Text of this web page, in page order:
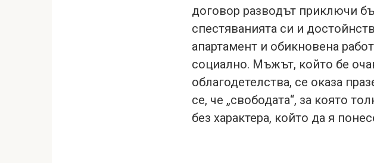
договор разводът приключи
спестяванията си и
апартамент и обикновена
социално. Мъжът, който бе
облагодетелства, се оказа
се, че „свободата“, за която
без характера, който да я